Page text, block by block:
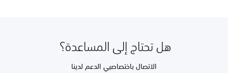
هل تحتاج إلى المساعدة؟
الاتصال باختصاصيي الدعم لدينا